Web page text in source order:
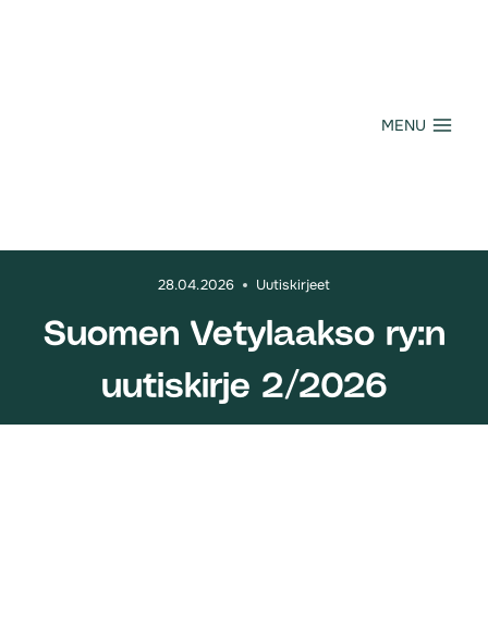
MENU
28.04.2026 Uutiskirjeet
Suomen Vetylaakso ry:n
uutiskirje 2/2026